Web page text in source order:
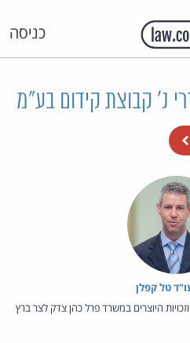
כניסה
טל קפלן
היוצרים במשרד פרל כהן צדק לצר ברץ